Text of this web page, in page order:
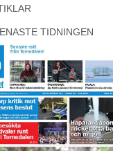
TIDNINGEN